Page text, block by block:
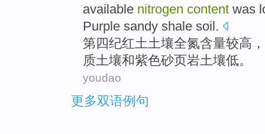
available nitrogen content was
Purple sandy shale soil.
第四纪红土 土壤全氮含量较高 ，
质土壤和紫色砂页岩土壤低。
youdao
更多双语例句